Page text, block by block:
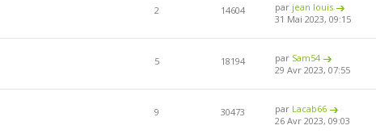
2 14604 par jean louis
31 Mai 2023, 09:15
5 18194 par Sam54
29 Avr 2023, 07:55
9 30473 par Lacab66
26 Avr 2023, 09:03